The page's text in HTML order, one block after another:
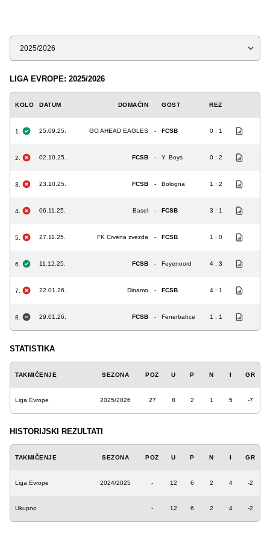
Sezona
LIGA EVROPE: 2025/2026
KOLO DATUM DOMAĆIN GOST REZ
1. 25.09.25. GO AHEAD EAGLES - FCSB 0 : 1
2. 02.10.25. FCSB - Y. Boys 0 : 2
3. 23.10.25. FCSB - Bologna 1 : 2
4. 06.11.25. Basel - FCSB 3 : 1
5. 27.11.25. FK Crvena zvezda - FCSB 1 : 0
6. 11.12.25. FCSB - Feyenoord 4 : 3
7. 22.01.26. Dinamo - FCSB 4 : 1
8. 29.01.26. FCSB - Fenerbahce 1 : 1
STATISTIKA
TAKMIČENJE SEZONA POZ U P N I GR
Liga Evrope 2025/2026 27 8 2 1 5 -7
HISTORIJSKI REZULTATI
TAKMIČENJE SEZONA POZ U P N I GR
Liga Evrope 2024/2025 - 12 6 2 4 -2
Ukupno - 12 6 2 4 -2